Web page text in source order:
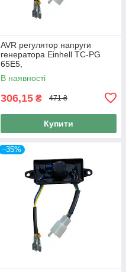
AVR регулятор напруги
генератора Einhell TC-PG
65E5,
В наявності
306,15 ₴ 471 ₴
Купити
–35%